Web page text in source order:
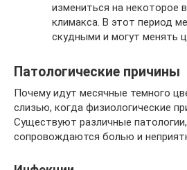
измениться на некоторое
климакса. В этот период
скудными и могут менять
Патологические причины
Почему идут месячные темного
слизью, когда физиологические
Существуют различные
сопровождаются болью и